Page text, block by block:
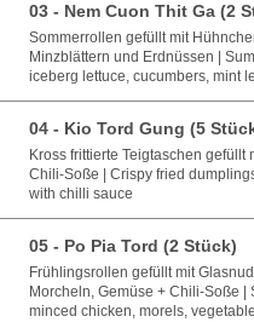
03 - Nem Cuon Thit Ga (2
Sommerrollen gefüllt mit
Minzblättern und Erdnüssen |
iceberg lettuce, cucumbers, mint
04 - Kio Tord Gung (5
Kross frittierte Teigtaschen
Chili-Soße | Crispy fried
with chilli sauce
05 - Po Pia Tord (2 Stück)
Frühlingsrollen gefüllt mit
Morcheln, Gemüse + Chili-Soße
minced chicken, morels,